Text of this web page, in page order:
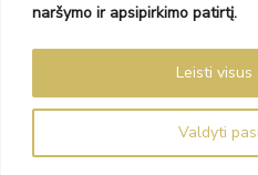
naršymo ir apsipirkimo patirtį.
Valdyti
Leisti visus
Prenumeruodami sutinkate su
Auksoklasika.lt © 2026 Visos teisės